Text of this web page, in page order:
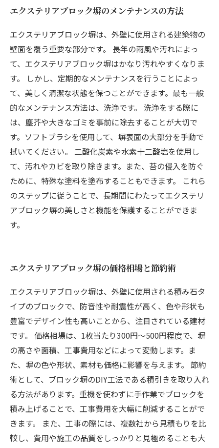
エクステリアブロック塀のメンテナンスの方法
エクステリアブロック塀は、外壁に使用される建築物の
壁面を覆う重要な部分です。 長年の雨風や汚れによっ
て、エクステリアブロック塀はかなり汚れやすくなりま
す。 しかし、定期的なメンテナンスを行うことによっ
て、美しく清潔な状態を保つことができます。最も一般
的なメンテナンス方法は、洗浄です。 洗浄をする際に
は、塵芥や大きなゴミを事前に除去することが大切で
す。ソフトブラシを使用して、塀表面の大部分を手動で
拭いてください。 二酸化炭素や水素十二酸塩を使用し
て、汚れやカビを取り除きます。また、苔の侵入を防ぐ
ために、特殊な塗料を塗布することもできます。 これら
のステップに従うことで、長期間にわたってエクステリ
アブロック塀の美しさと機能を保護することができま
す。
エクステリアブロック塀の価格相場と節約術
エクステリアブロック塀は、外壁に使用される積み石タ
イプのブロックで、防音性や耐震性が高く、色や形状も
豊富でデザイン性も高いことから、注目されている建材
です。 価格相場は、1枚当たり300円〜500円程度で、塀
の高さや面積、工事費用などによって変動します。ま
た、塀の色や形状、素材も価格に影響を与えます。 節約
術として、ブロック塀のDIY工法である積引きを取り入れ
る方法があります。重機を使わずに手作業でブロックを
積み上げることで、工事費用を大幅に削減することがで
きます。 また、工事の際には、複数社から見積もりを比
較し、費用や施工の品質をしっかりと見極めることも大